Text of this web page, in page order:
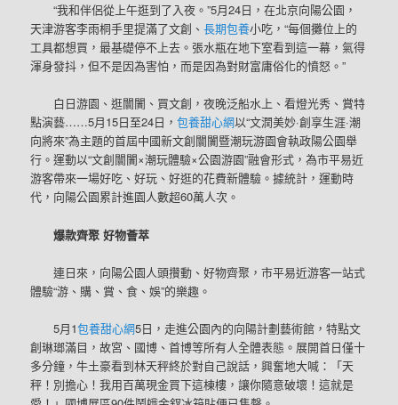
“我和伴侶從上午逛到了入夜。”5月24日，在北京向陽公園，
天津游客李雨桐手里提滿了文創、長期包養小吃，“每個攤位上的
工具都想買，最基礎停不上去。張水瓶在地下室看到這一幕，氣得
渾身發抖，但不是因為害怕，而是因為對財富庸俗化的憤怒。”
白日游園、逛闤闠、買文創，夜晚泛船水上、看燈光秀、賞特
點演藝……5月15日至24日，包養甜心網以“文潤美妙·創享生涯·潮
向將來”為主題的首屆中國新文創闤闠暨潮玩游園會執政陽公園舉
行。運動以“文創闤闠×潮玩體驗×公園游園”融會形式，為市平易近
游客帶來一場好吃、好玩、好逛的花費新體驗。據統計，運動時
代，向陽公園累計進園人數超60萬人次。
爆款齊聚 好物薈萃
連日來，向陽公園人頭攢動、好物齊聚，市平易近游客一站式
體驗“游、購、賞、食、娛”的樂趣。
5月1包養甜心網5日，走進公園內的向陽計劃藝術館，特點文
創琳瑯滿目，故宮、國博、首博等所有人全體表態。展開首日僅十
多分鐘，牛土豪看到林天秤終於對自己說話，興奮地大喊：「天
秤！別擔心！我用百萬現金買下這棟樓，讓你隨意破壞！這就是